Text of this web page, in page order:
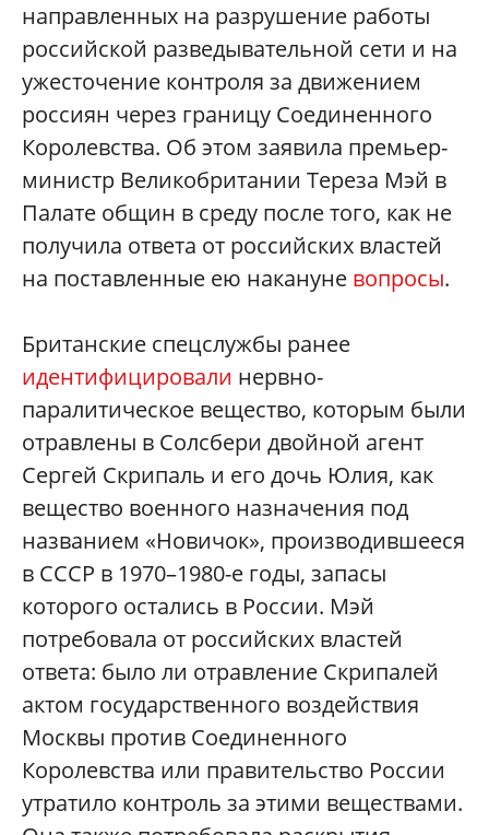
направленных на разрушение работы
российской разведывательной сети и на
ужесточение контроля за движением
россиян через границу Соединенного
Королевства. Об этом заявила премьер-
министр Великобритании Тереза Мэй в
Палате общин в среду после того, как не
получила ответа от российских властей
на поставленные ею накануне вопросы.
Британские спецслужбы ранее
идентифицировали нервно-
паралитическое вещество, которым были
отравлены в Солсбери двойной агент
Сергей Скрипаль и его дочь Юлия, как
вещество военного назначения под
названием «Новичок», производившееся
в СССР в 1970–1980-е годы, запасы
которого остались в России. Мэй
потребовала от российских властей
ответа: было ли отравление Скрипалей
актом государственного воздействия
Москвы против Соединенного
Королевства или правительство России
утратило контроль за этими веществами.